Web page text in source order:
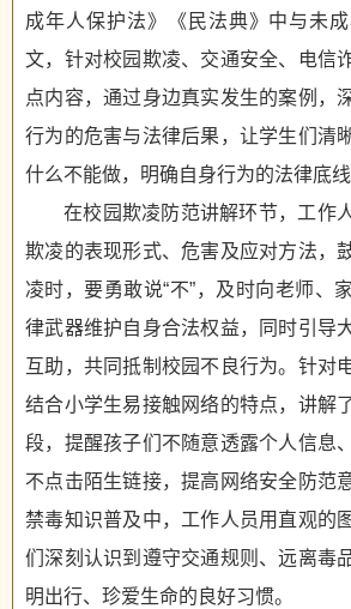
成年人保护法》《民法典》中与未
文，针对校园欺凌、交通安全、电信
点内容，通过身边真实发生的案例，
行为的危害与法律后果，让学生们清
什么不能做，明确自身行为的法律底线
在校园欺凌防范讲解环节，工作
欺凌的表现形式、危害及应对方法，
凌时，要勇敢说“不”，及时向老师、
律武器维护自身合法权益，同时引导
互助，共同抵制校园不良行为。针对
结合小学生易接触网络的特点，讲解
段，提醒孩子们不随意透露个人信息
不点击陌生链接，提高网络安全防范
禁毒知识普及中，工作人员用直观的
们深刻认识到遵守交通规则、远离毒
明出行、珍爱生命的良好习惯。